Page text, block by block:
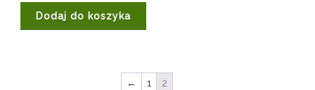
Dodaj do koszyka
← 1 2